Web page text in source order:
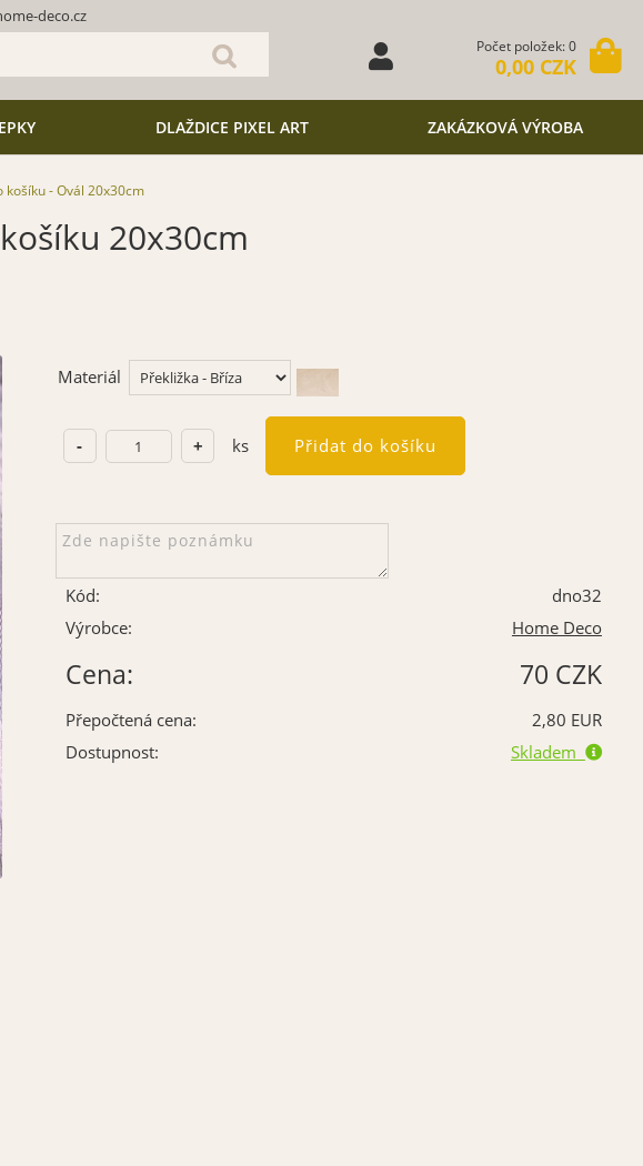
deco.cz
Počet položek: 0
0,00 CZK
DLAŽDICE PIXEL ART ZAKÁZKOVÁ VÝROBA
košíku - Ovál 20x30cm
20x30cm
Materiál
ks
Kód:
dno32
Výrobce:
Home Deco
Cena: 70 CZK
Přepočtená cena:
2,80 EUR
Dostupnost:
Skladem